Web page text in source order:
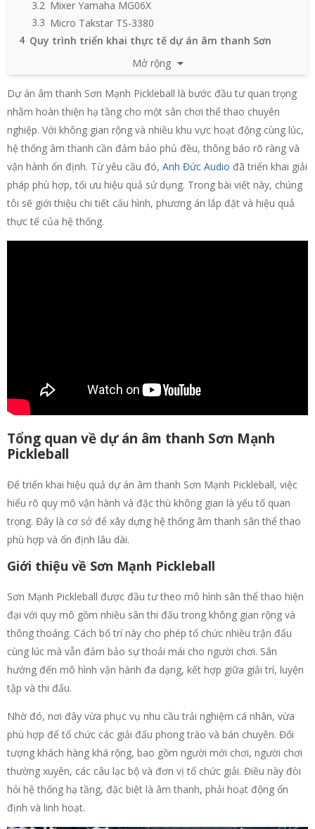
3.2 Mixer Yamaha MG06X
3.3 Micro Takstar TS-3380
4 Quy trình triển khai thực tế dự án âm thanh Sơn
5 Hiệu quả sau khi đưa vào sử dụng
6 Vì sao nên chọn Anh Đức Audio cho dự án âm thanh
sân thể thao?
Mở rộng
Dự án âm thanh Sơn Mạnh Pickleball là bước đầu tư quan trọng
nhằm hoàn thiện hạ tầng cho một sân chơi thể thao chuyên
nghiệp. Với không gian rộng và nhiều khu vực hoạt động cùng lúc,
hệ thống âm thanh cần đảm bảo phủ đều, thông báo rõ ràng và
vận hành ổn định. Từ yêu cầu đó, Anh Đức Audio đã triển khai giải
pháp phù hợp, tối ưu hiệu quả sử dụng. Trong bài viết này, chúng
tôi sẽ giới thiệu chi tiết cấu hình, phương án lắp đặt và hiệu quả
thực tế của hệ thống.
Tổng quan về dự án âm thanh Sơn Mạnh
Pickleball
Để triển khai hiệu quả dự án âm thanh Sơn Mạnh Pickleball, việc
hiểu rõ quy mô vận hành và đặc thù không gian là yếu tố quan
trọng. Đây là cơ sở để xây dựng hệ thống âm thanh sân thể thao
phù hợp và ổn định lâu dài.
Giới thiệu về Sơn Mạnh Pickleball
Sơn Mạnh Pickleball được đầu tư theo mô hình sân thể thao hiện
đại với quy mô gồm nhiều sân thi đấu trong không gian rộng và
thông thoáng. Cách bố trí này cho phép tổ chức nhiều trận đấu
cùng lúc mà vẫn đảm bảo sự thoải mái cho người chơi. Sân
hướng đến mô hình vận hành đa dạng, kết hợp giữa giải trí, luyện
tập và thi đấu.
Nhờ đó, nơi đây vừa phục vụ nhu cầu trải nghiệm cá nhân, vừa
phù hợp để tổ chức các giải đấu phong trào và bán chuyên. Đối
tượng khách hàng khá rộng, bao gồm người mới chơi, người chơi
thường xuyên, các câu lạc bộ và đơn vị tổ chức giải. Điều này đòi
hỏi hệ thống hạ tầng, đặc biệt là âm thanh, phải hoạt động ổn
định và linh hoạt.